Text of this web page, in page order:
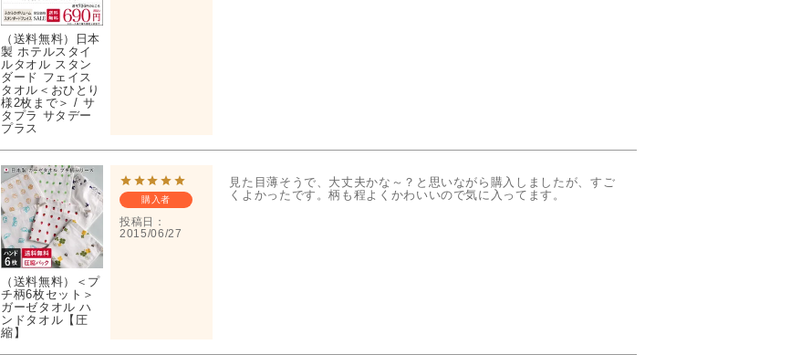
（送料無料）日本
製 ホテルスタイ
ルタオル スタン
ダード フェイス
タオル＜おひとり
様2枚まで＞ / サ
タプラ サタデー
プラス
（送料無料）＜プ
チ柄6枚セット＞
ガーゼタオル ハ
ンドタオル【圧
縮】
購入者
投稿日
2015/06/27
見た目薄そうで、大丈夫かな～？と思いながら購入しましたが、すご
くよかったです。柄も程よくかわいいので気に入ってます。